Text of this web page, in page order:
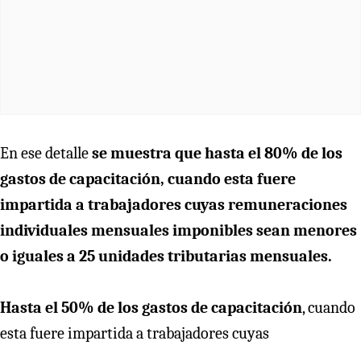
En ese detallese muestra que hasta el 80% de los
gastos de capacitación, cuando esta fuere
impartida a trabajadores cuyas remuneraciones
individuales mensuales imponibles sean menores
o iguales a 25 unidades tributarias mensuales.
Hasta el 50% de los gastos de capacitación, cuando
esta fuere impartida a trabajadores cuyas